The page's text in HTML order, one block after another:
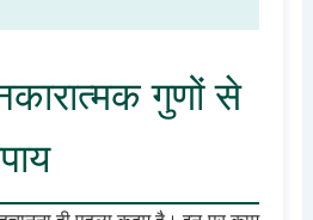
गुणों से